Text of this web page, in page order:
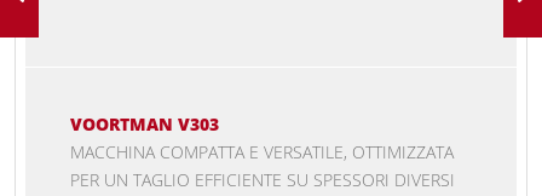
VOORTMAN V303
MACCHINA COMPATTA E VERSATILE, OTTIMIZZATA
PER UN TAGLIO EFFICIENTE SU SPESSORI DIVERSI